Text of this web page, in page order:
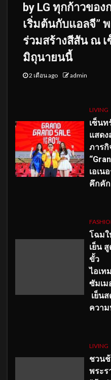
by LG ทุกก้าวขอ
เริ่มต้นกับแอลจี”
ร่วมสร้างสีสัน ณ
มิถุนายนนี้
2 เดือน ago admin
LIVING
เซ็น
แสดง
ภารกิ
เอเน
คึกคัก
โฉม
เย็น
ขั้ว
ไอเท
ซัมเม
เย็น
ควา
LIVING
ชวน
พระร